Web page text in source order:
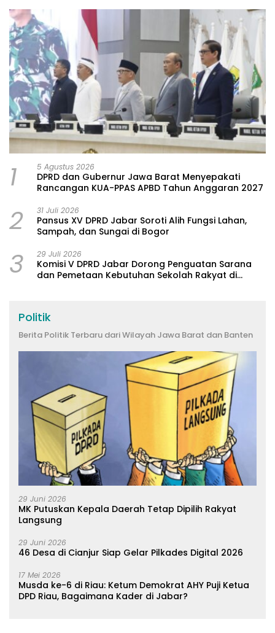
1 5 Agustus 2026
DPRD dan Gubernur Jawa Barat Menyepakati
Rancangan KUA-PPAS APBD Tahun Anggaran 2027
2 31 Juli 2026
Pansus XV DPRD Jabar Soroti Alih Fungsi Lahan,
Sampah, dan Sungai di Bogor
3 29 Juli 2026
Komisi V DPRD Jabar Dorong Penguatan Sarana
dan Pemetaan Kebutuhan Sekolah Rakyat di
Politik
Berita Politik Terbaru dari Wilayah Jawa Barat dan Banten
29 Juni 2026
MK Putuskan Kepala Daerah Tetap Dipilih Rakyat
Langsung
29 Juni 2026
46 Desa di Cianjur Siap Gelar Pilkades Digital 2026
17 Mei 2026
Musda ke-6 di Riau: Ketum Demokrat AHY Puji Ketua
DPD Riau, Bagaimana Kader di Jabar?